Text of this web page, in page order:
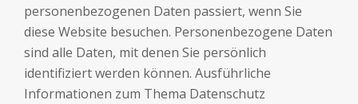
personenbezogenen Daten passiert, wenn Sie
diese Website besuchen. Personenbezogene Daten
sind alle Daten, mit denen Sie persönlich
identifiziert werden können. Ausführliche
Informationen zum Thema Datenschutz